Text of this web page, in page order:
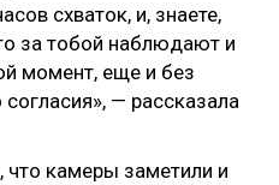
схваток, и, знаете,
за тобой наблюдают и
момент, еще и без
— рассказала
камеры заметили и